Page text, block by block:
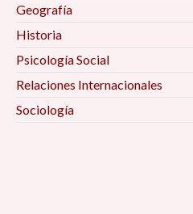
Geografía
Historia
Psicología Social
Relaciones Internacionales
Sociología